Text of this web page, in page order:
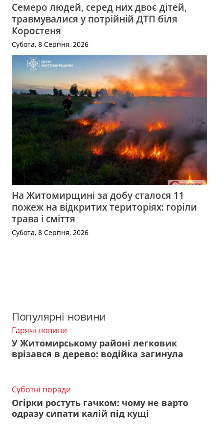
Семеро людей, серед них двоє дітей,
травмувалися у потрійній ДТП біля
Коростеня
Субота, 8 Серпня, 2026
На Житомирщині за добу сталося 11
пожеж на відкритих територіях: горіли
трава і сміття
Субота, 8 Серпня, 2026
Популярні новини
Гарячі новини
У Житомирському районі легковик
врізався в дерево: водійка загинула
Суботні поради
Огірки ростуть гачком: чому не варто
одразу сипати калій під кущі